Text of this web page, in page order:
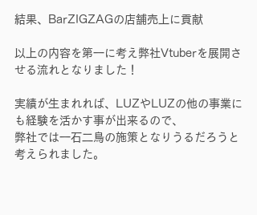
結果、BarZIGZAGの店舗売上に貢献
以上の内容を第一に考え弊社Vtuberを展開さ
せる流れとなりました！
実績が生まれれば、LUZやLUZの他の事業に
も経験を活かす事が出来るので、
弊社では一石二鳥の施策となりうるだろうと
考えられました。